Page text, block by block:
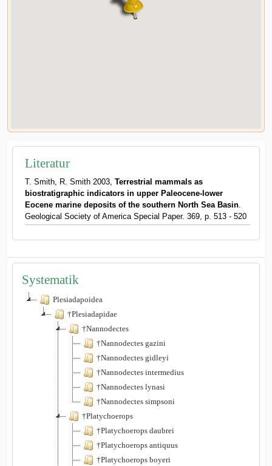
Literatur
T. Smith, R. Smith 2003, Terrestrial mammals as
biostratigraphic indicators in upper Paleocene-lower
Eocene marine deposits of the southern North Sea Basin.
Geological Society of America Special Paper. 369, p. 513 - 520
Systematik
Plesiadapoidea
†Plesiadapidae
†Nannodectes
†Nannodectes gazini
†Nannodectes gidleyi
†Nannodectes intermedius
†Nannodectes lynasi
†Nannodectes simpsoni
†Platychoerops
†Platychoerops daubrei
†Platychoerops antiquus
†Platychoerops boyeri